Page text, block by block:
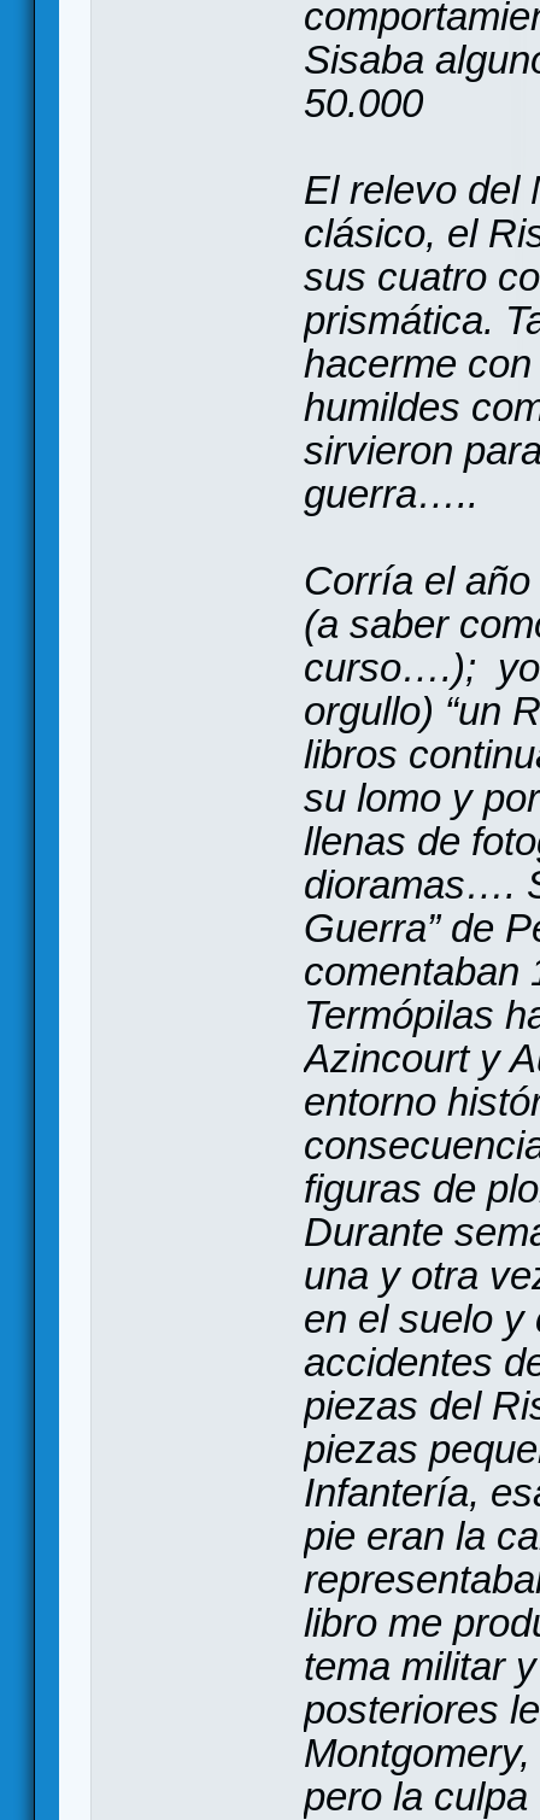
Sisaba
50.000
El relevo del
clásico, el
sus cuatro
prismática.
hacerme
humildes
sirvieron
guerra…..
Corría el
(a saber
curso….); yo
orgullo) “un
libros
su lomo y
llenas de
dioramas….
Guerra” de
comentaban
Termópilas
Azincourt y
entorno
figuras de
Durante
una y otra
en el suelo y
accidentes
piezas del
piezas
Infantería,
pie eran la
libro me
tema militar
posteriores
pero la